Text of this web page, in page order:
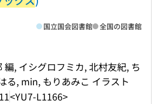
, イシグロフミカ, 北村友紀, ち
る, min, もりあみこ イラスト
<YU7-L1166>
国立国会図書館 全国の図書館